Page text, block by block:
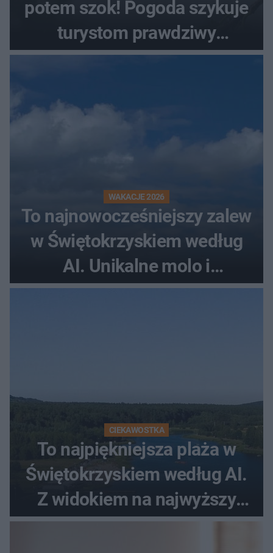
potem szok! Pogoda szykuje
turystom prawdziwy
rollercoaster
WAKACJE 2026
To najnowocześniejszy zalew
w Świętokrzyskiem według
AI. Unikalne molo i
promenada
CIEKAWOSTKA
To najpiękniejsza plaża w
Świętokrzyskiem według AI.
Z widokiem na najwyższy
szczyt Gór Świętokrzyskich